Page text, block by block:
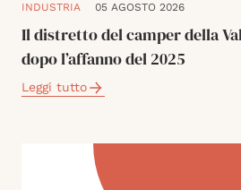
INDUSTRIA 05 AGOSTO 2026
Il distretto del camper della
dopo l’affanno del 2025
Leggi tutto